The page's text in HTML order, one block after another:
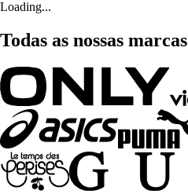
Loading...
Todas as nossas marcas